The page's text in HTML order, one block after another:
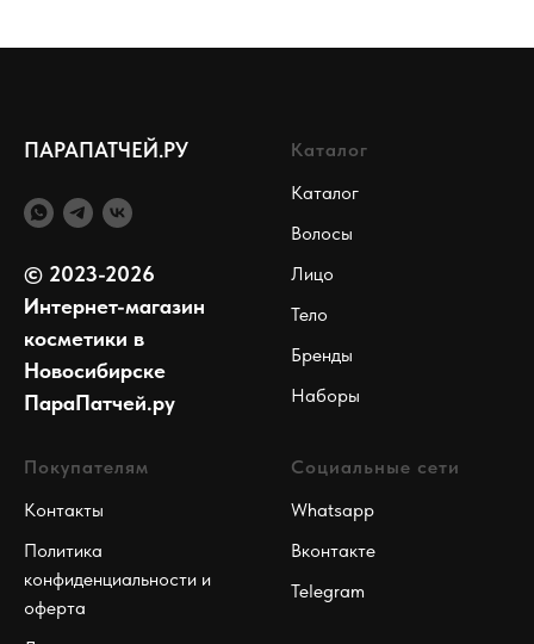
ПАРАПАТЧЕЙ.РУ
© 2023-2026
Интернет-магазин
косметики в
Новосибирске
ПараПатчей.ру
Каталог
Каталог
Волосы
Лицо
Тело
Бренды
Наборы
Покупателям
Контакты
Политика
конфиденциальности и
оферта
Социальные сети
Whatsapp
Вконтакте
Telegram